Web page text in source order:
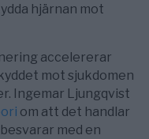
hjärnan mot
accelererar
mot sjukdomen
Ingemar Ljungqvist
om att det handlar
med en